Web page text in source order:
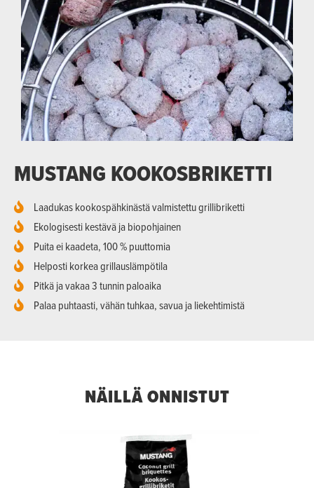
MUSTANG KOOKOSBRIKETTI
Laadukas kookospähkinästä valmistettu grillibriketti
Ekologisesti kestävä ja biopohjainen
Puita ei kaadeta, 100 % puuttomia
Helposti korkea grillauslämpötila
Pitkä ja vakaa 3 tunnin paloaika
Palaa puhtaasti, vähän tuhkaa, savua ja liekehtimistä
NÄILLÄ ONNISTUT